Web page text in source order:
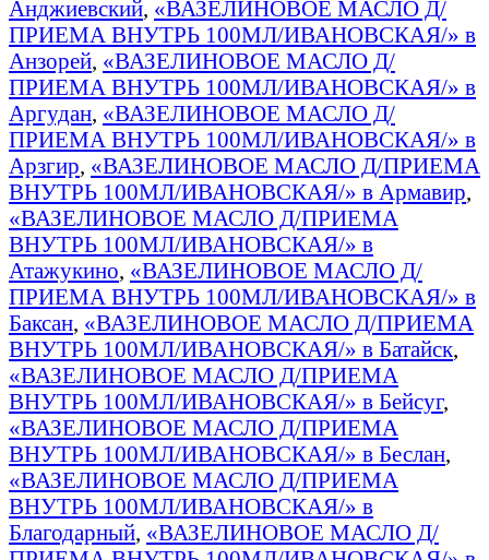
Анджиевский, «ВАЗЕЛИНОВОЕ МАСЛО Д/
ПРИЕМА ВНУТРЬ 100МЛ/ИВАНОВСКАЯ/» в
Анзорей, «ВАЗЕЛИНОВОЕ МАСЛО Д/
ПРИЕМА ВНУТРЬ 100МЛ/ИВАНОВСКАЯ/» в
Аргудан, «ВАЗЕЛИНОВОЕ МАСЛО Д/
ПРИЕМА ВНУТРЬ 100МЛ/ИВАНОВСКАЯ/» в
Арзгир, «ВАЗЕЛИНОВОЕ МАСЛО Д/ПРИЕМА
ВНУТРЬ 100МЛ/ИВАНОВСКАЯ/» в Армавир,
«ВАЗЕЛИНОВОЕ МАСЛО Д/ПРИЕМА
ВНУТРЬ 100МЛ/ИВАНОВСКАЯ/» в
Атажукино, «ВАЗЕЛИНОВОЕ МАСЛО Д/
ПРИЕМА ВНУТРЬ 100МЛ/ИВАНОВСКАЯ/» в
Баксан, «ВАЗЕЛИНОВОЕ МАСЛО Д/ПРИЕМА
ВНУТРЬ 100МЛ/ИВАНОВСКАЯ/» в Батайск,
«ВАЗЕЛИНОВОЕ МАСЛО Д/ПРИЕМА
ВНУТРЬ 100МЛ/ИВАНОВСКАЯ/» в Бейсуг,
«ВАЗЕЛИНОВОЕ МАСЛО Д/ПРИЕМА
ВНУТРЬ 100МЛ/ИВАНОВСКАЯ/» в Беслан,
«ВАЗЕЛИНОВОЕ МАСЛО Д/ПРИЕМА
ВНУТРЬ 100МЛ/ИВАНОВСКАЯ/» в
Благодарный, «ВАЗЕЛИНОВОЕ МАСЛО Д/